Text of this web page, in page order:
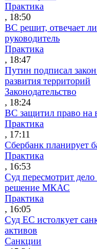
Практика
, 18:50
ВС решит, отвечает
руководитель
Практика
, 18:47
Путин подписал
развития территорий
Законодательство
, 18:24
ВС защитил право на
Практика
, 17:11
Сбербанк планирует
Практика
, 16:53
Суд пересмотрит
решение МКАС
Практика
, 16:05
Суд ЕС истолкует
активов
Санкции